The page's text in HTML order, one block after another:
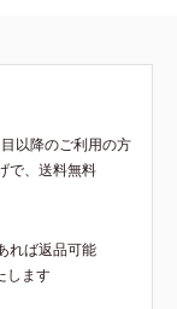
以降のご利用の方
で、送料無料
れば返品可能
します